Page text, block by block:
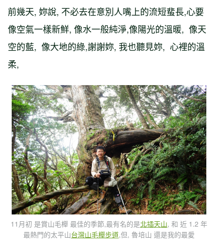
前幾天, 妳說, 不必去在意別人嘴上的流短蜚長,心要
像空氣一樣新鮮, 像水一般純淨,像陽光的溫暖, 像天
空的藍, 像大地的綠,謝謝妳, 我也聽見妳, 心裡的溫
柔,
11月初 是賞山毛櫸 最佳的季節,最有名的是北插天山, 和 近 1.2 年
最熱門的太平山台灣山毛櫸步道,但, 魯培山 還是我的最愛